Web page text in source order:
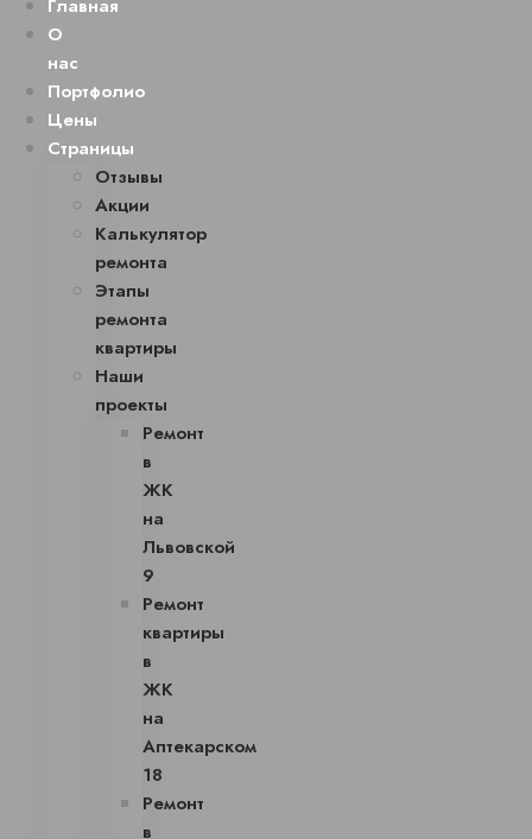
Главная
О
нас
Портфолио
Цены
Страницы
Отзывы
Акции
Калькулятор
ремонта
Этапы
ремонта
квартиры
Наши
проекты
Ремонт
в
ЖК
на
Львовской
9
Ремонт
квартиры
в
ЖК
на
Аптекарском
18
Ремонт
в